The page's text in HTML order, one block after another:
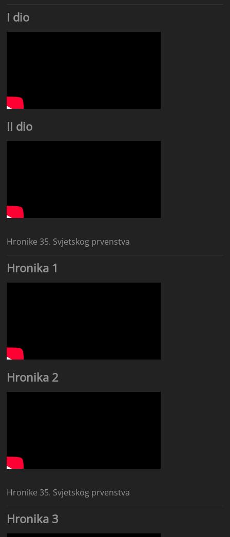
I dio
II dio
Hronike 35. Svjetskog prvenstva
Hronika 1
Hronika 2
Hronike 35. Svjetskog prvenstva
Hronika 3